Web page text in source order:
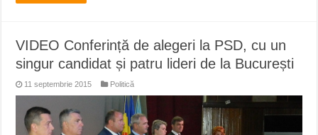
VIDEO Conferință de alegeri la PSD, cu un
singur candidat și patru lideri de la București
11 septembrie 2015 Politică